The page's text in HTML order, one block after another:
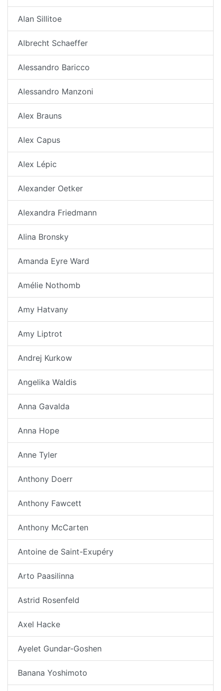
Alan Sillitoe
Albrecht Schaeffer
Alessandro Baricco
Alessandro Manzoni
Alex Brauns
Alex Capus
Alex Lépic
Alexander Oetker
Alexandra Friedmann
Alina Bronsky
Amanda Eyre Ward
Amélie Nothomb
Amy Hatvany
Amy Liptrot
Andrej Kurkow
Angelika Waldis
Anna Gavalda
Anna Hope
Anne Tyler
Anthony Doerr
Anthony Fawcett
Anthony McCarten
Antoine de Saint-Exupéry
Arto Paasilinna
Astrid Rosenfeld
Axel Hacke
Ayelet Gundar-Goshen
Banana Yoshimoto